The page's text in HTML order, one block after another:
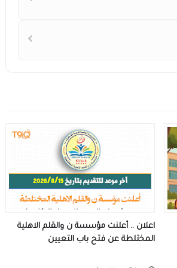
اعلان .. أعلنت مؤسسة ن والقلم الاهلية
المختلطة عن فتح باب التعيين